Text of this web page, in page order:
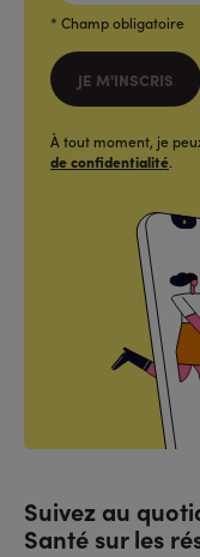
(FORMAT:
* Champ obligatoire
JE M'INSCRIS
À tout moment, je
de confidentialité.
Suivez au
Santé sur les